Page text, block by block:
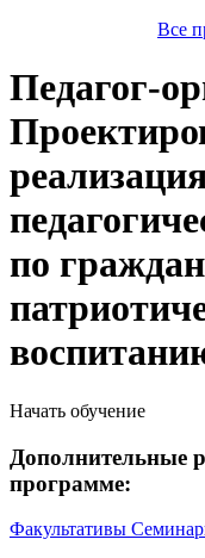
Все
Педагог-
по
Начать обучение
Дополнительные
программе:
Факультативы